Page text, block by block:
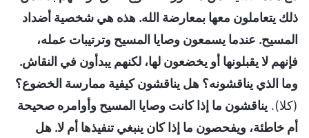
ذلك يتعاملون معها بمعارضة الله. هذه هي شخصية أضداد
المسيح. عندما يسمعون وصايا المسيح وترتيبات عمله،
فإنهم لا يقبلونها أو يخضعون لها، لكنهم يبدأون في النقاش.
وما الذي يناقشونه؟ هل يناقشون كيفية ممارسة الخضوع؟
(كلا). يناقشون ما إذا كانت وصايا المسيح وأوامره صحيحة
أم خاطئة، ويفحصون ما إذا كان ينبغي تنفيذها أم لا. هل